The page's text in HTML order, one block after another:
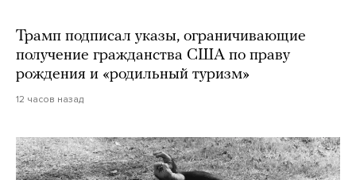
Трамп подписал указы, ограничивающие
получение гражданства США по праву
рождения и «родильный туризм»
12 часов назад